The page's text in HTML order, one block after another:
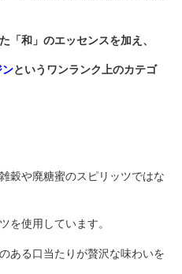
「和」のエッセンスを加え、
ンというワンランク上のカテゴ
穀や廃糖蜜のスピリッツではな
を使用しています。
ある口当たりが贅沢な味わいを